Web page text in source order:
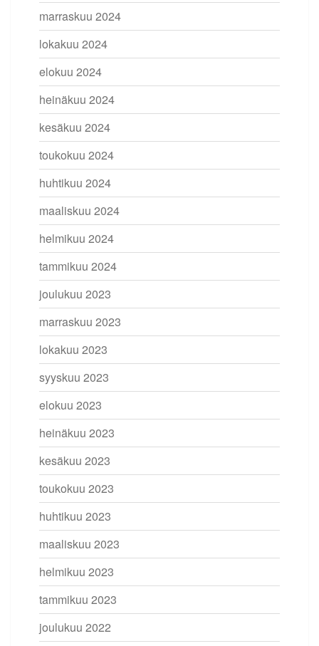
marraskuu 2024
lokakuu 2024
elokuu 2024
heinäkuu 2024
kesäkuu 2024
toukokuu 2024
huhtikuu 2024
maaliskuu 2024
helmikuu 2024
tammikuu 2024
joulukuu 2023
marraskuu 2023
lokakuu 2023
syyskuu 2023
elokuu 2023
heinäkuu 2023
kesäkuu 2023
toukokuu 2023
huhtikuu 2023
maaliskuu 2023
helmikuu 2023
tammikuu 2023
joulukuu 2022